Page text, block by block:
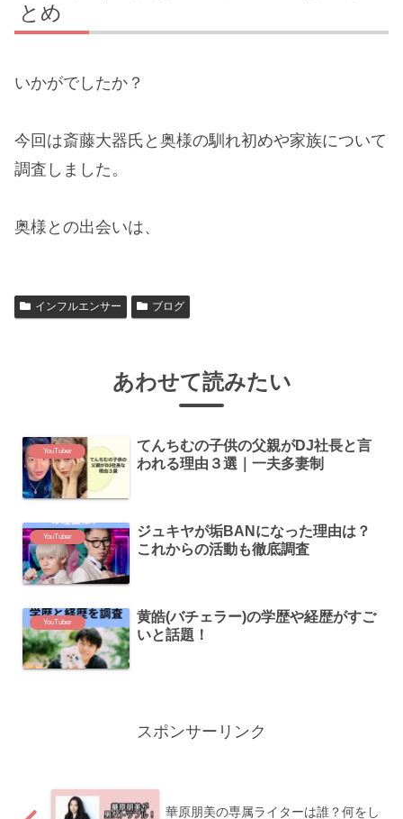
とめ
いかがでしたか？
今回は斎藤大器氏と奥様の馴れ初めや家族について
調査しました。
奥様との出会いは、
インフルエンサー ブログ
あわせて読みたい
YouTuber
てんちむの子供の父親がDJ社長と言
われる理由３選｜一夫多妻制
YouTuber
ジュキヤが垢BANになった理由は？
これからの活動も徹底調査
YouTuber
黄皓(バチェラー)の学歴や経歴がすご
いと話題！
スポンサーリンク
華原朋美の専属ライターは誰？何をし